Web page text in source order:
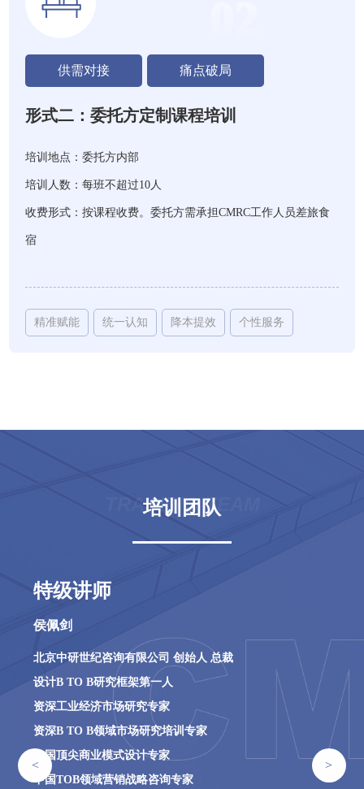
供需对接 痛点破局
形式二：委托方定制课程培训
培训地点：委托方内部
培训人数：每班不超过10人
收费形式：按课程收费。委托方需承担CMRC工作人员差旅食
宿
精准赋能 统一认知 降本提效 个性服务
TRAINING TEAM
培训团队
特级讲师
侯佩剑
北京中研世纪咨询有限公司 创始人 总裁
设计B TO B研究框架第一人
资深工业经济市场研究专家
资深B TO B领域市场研究培训专家
中国顶尖商业模式设计专家
中国TOB领域营销战略咨询专家
< >